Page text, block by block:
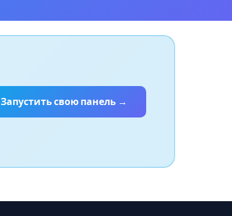
Запустить свою панель →